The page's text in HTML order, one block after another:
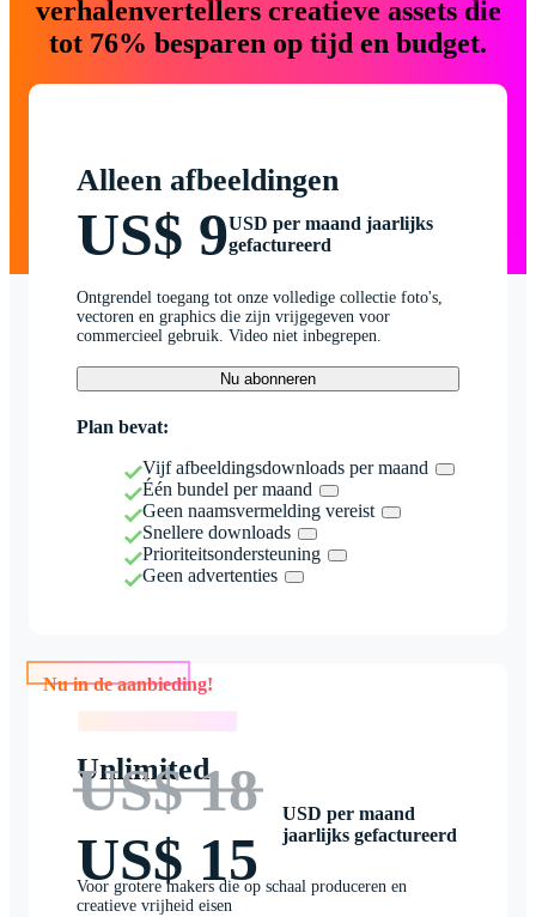
verhalenvertellers creatieve assets die
tot 76% besparen op tijd en budget.
Alleen afbeeldingen
US$ 9USD per maand jaarlijks
gefactureerd
Ontgrendel toegang tot onze volledige collectie foto's,
vectoren en graphics die zijn vrijgegeven voor
commercieel gebruik. Video niet inbegrepen.
Nu abonneren
Plan bevat:
Vijf afbeeldingsdownloads per maand
Één bundel per maand
Geen naamsvermelding vereist
Snellere downloads
Prioriteitsondersteuning
Geen advertenties
Nu in de aanbieding!
Unlimited
US$ 18
US$ 15
USD per maand
jaarlijks gefactureerd
Voor grotere makers die op schaal produceren en
creatieve vrijheid eisen